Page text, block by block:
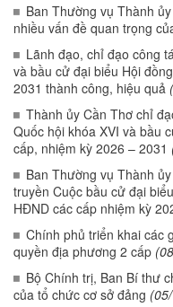
Ban Thường vụ Thành
nhiều vấn đề quan trọng
Lãnh đạo, chỉ đạo công
và bầu cử đại biểu Hội
2031 thành công, hiệu quả
Thành ủy Cần Thơ chỉ
Quốc hội khóa XVI và bầu
cấp, nhiệm kỳ 2026 – 2031
Ban Thường vụ Thành
truyền Cuộc bầu cử đại
HĐND các cấp nhiệm kỳ
Chính phủ triển khai các
quyền địa phương 2 cấp
Bộ Chính trị, Ban Bí thư
của tổ chức cơ sở đảng